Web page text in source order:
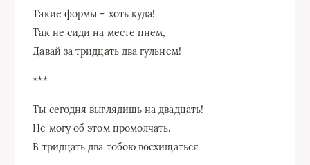
Такие формы – хоть куда!
Так не сиди на месте пнем,
Давай за тридцать два гульнем!
***
Ты сегодня выглядишь на двадцать!
Не могу об этом промолчать.
В тридцать два тобою восхищаться